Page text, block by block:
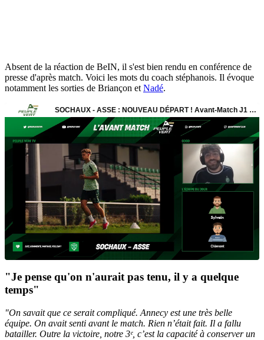
Absent de la réaction de BeIN, il s'est bien rendu en conférence de
presse d'après match. Voici les mots du coach stéphanois. Il évoque
notamment les sorties de Briançon et Nadé.
"Je pense qu'on n'aurait pas tenu, il y a quelque
temps"
"On savait que ce serait compliqué. Annecy est une très belle
équipe. On avait senti avant le match. Rien n’était fait. Il a fallu
batailler. Outre la victoire, notre 3ᵉ, c’est la capacité à conserver un